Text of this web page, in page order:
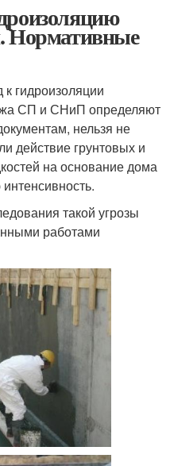
Нормативные
гидроизоляции
СП и СНиП определяют
нельзя не
действие грунтовых и
на основание дома
такой угрозы
работами